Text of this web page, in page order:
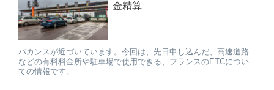
金精算
バカンスが近づいています。今回は、先日申し込んだ、高速道路
などの有料料金所や駐車場で使用できる、フランスのETCについ
ての情報です。